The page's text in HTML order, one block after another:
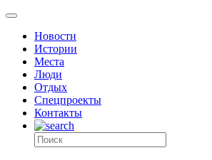
Новости
Истории
Места
Люди
Отдых
Спецпроекты
Контакты